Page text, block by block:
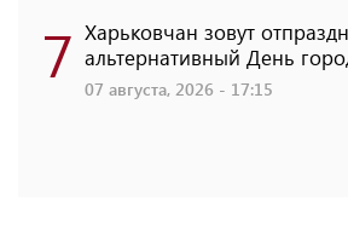
7 Харьковчан зовут
альтернативный День
07 августа, 2026 - 17:15